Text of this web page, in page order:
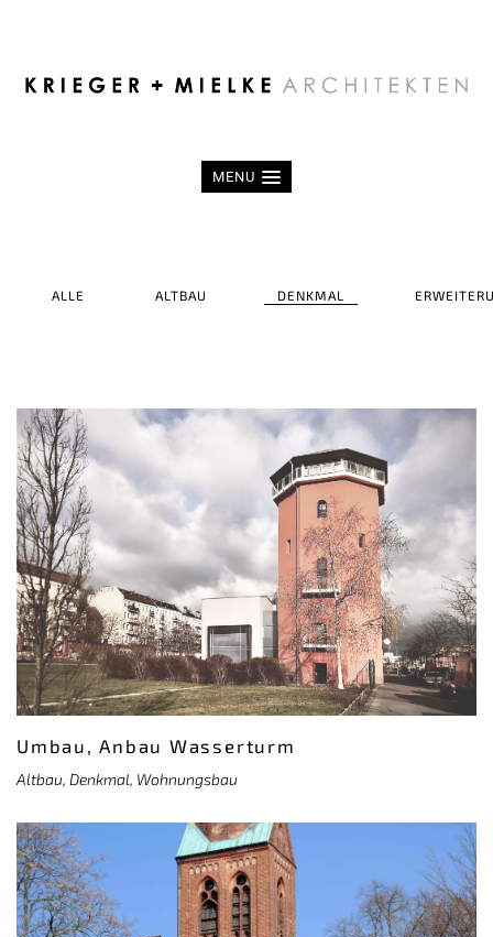
MENU
ALLE ALTBAU DENKMAL
Umbau, Anbau Wasserturm
Altbau, Denkmal, Wohnungsbau